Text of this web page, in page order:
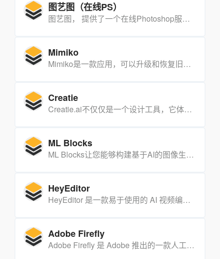
图艺图（在线PS）
图艺图， 提供了一个在线Photoshop服务，也被称为“在线PS”，它是一个多功能的图片编辑器，旨在为用户提供便捷的图片处理和设计服务。
Mimiko
Mimiko是一款应用，可以升级和恢复旧照片，根据您的输入操作图像，生成高分辨率图形。
Creatie
Creatie.ai不仅仅是一个设计工具，它体现了对AI在不取代设计过程的前提下增强设计潜力的信念。Creatie.ai通过其多功能的AI设计，让用户的想象力无限扩展，观察设计如何栩栩如生。
ML Blocks
ML Blocks让您能够构建基于AI的图像生成和分析工作流程，无需编写任何代码。您可以使用稳定扩散等AI模型生成或修复图像，还可以通过检测或分割模型从图像中提取数据。
HeyEditor
HeyEditor 是一款易于使用的 AI 视频编辑器和照片编辑器，用户可以上传视频或照片进行人脸交换，将视频或图像转换为动漫风格，并增强照片的分辨率和细节。定价合理，定位于为用户提供简单而强大的视觉编辑工具。
Adobe Firefly
Adobe Firefly 是 Adobe 推出的一款人工智能创作软件，旨在通过AI技术帮助用户快速生成创意内容，提高设计和创作的效率。它目前处于内测阶段，但已经向全球用户开放，并且可以进行商用。